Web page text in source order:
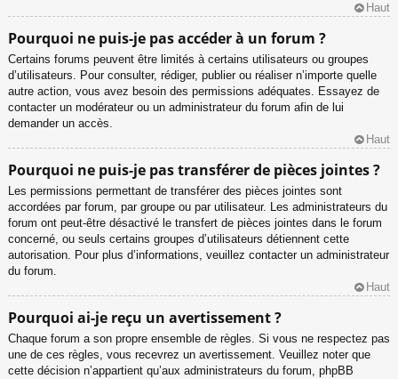
Haut
Pourquoi ne puis-je pas accéder à un forum ?
Certains forums peuvent être limités à certains utilisateurs ou groupes
d’utilisateurs. Pour consulter, rédiger, publier ou réaliser n’importe quelle
autre action, vous avez besoin des permissions adéquates. Essayez de
contacter un modérateur ou un administrateur du forum afin de lui
demander un accès.
Haut
Pourquoi ne puis-je pas transférer de pièces jointes ?
Les permissions permettant de transférer des pièces jointes sont
accordées par forum, par groupe ou par utilisateur. Les administrateurs du
forum ont peut-être désactivé le transfert de pièces jointes dans le forum
concerné, ou seuls certains groupes d’utilisateurs détiennent cette
autorisation. Pour plus d’informations, veuillez contacter un administrateur
du forum.
Haut
Pourquoi ai-je reçu un avertissement ?
Chaque forum a son propre ensemble de règles. Si vous ne respectez pas
une de ces règles, vous recevrez un avertissement. Veuillez noter que
cette décision n’appartient qu’aux administrateurs du forum, phpBB